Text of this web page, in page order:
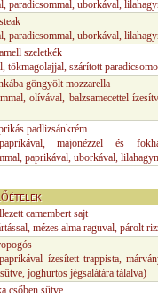
paradicsommal, uborkával,
paradicsommal, uborkával,
szeletkék
tökmagolajjal, szárított
göngyölt mozzarella
olívával, balzsamecettel
padlizsánkrém
majonézzel és
paprikával, uborkával,
camembert sajt
mézes alma raguval, párolt
ízesített trappista,
joghurtos jégsalátára tálalva)
csőben sütve